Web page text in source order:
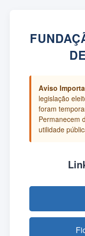
Aviso
legislação
foram
Permanecem
utilidade